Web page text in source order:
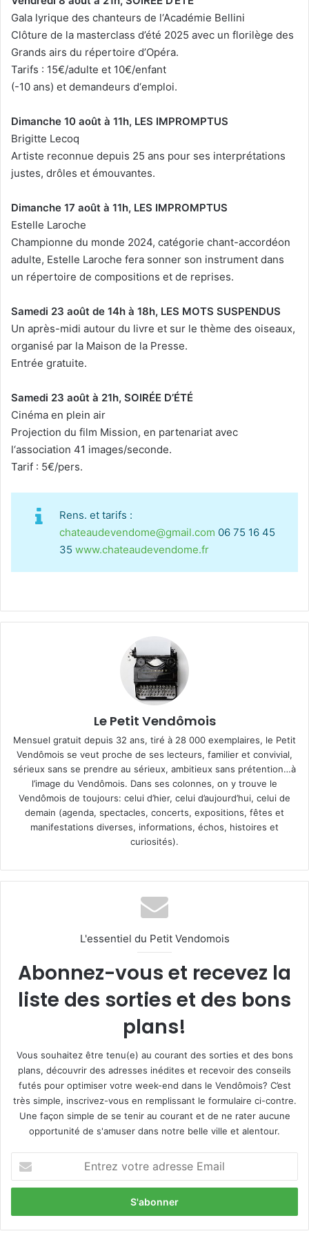
Gala lyrique des chanteurs de l‘Académie Bellini
Clôture de la masterclass d’été 2025 avec un florilège des
Grands airs du répertoire d’Opéra.
Tarifs : 15€/adulte et 10€/enfant
(-10 ans) et demandeurs d‘emploi.
Dimanche 10 août à 11h, LES IMPROMPTUS
Brigitte Lecoq
Artiste reconnue depuis 25 ans pour ses interprétations
justes, drôles et émouvantes.
Dimanche 17 août à 11h, LES IMPROMPTUS
Estelle Laroche
Championne du monde 2024, catégorie chant-accordéon
adulte, Estelle Laroche fera sonner son instrument dans
un répertoire de compositions et de reprises.
Samedi 23 août de 14h à 18h, LES MOTS SUSPENDUS
Un après-midi autour du livre et sur le thème des oiseaux,
organisé par la Maison de la Presse.
Entrée gratuite.
Samedi 23 août à 21h, SOIRÉE D’ÉTÉ
Cinéma en plein air
Projection du film Mission, en partenariat avec
l‘association 41 images/seconde.
Tarif : 5€/pers.
Rens. et tarifs :
chateaudevendome@gmail.com 06 75 16 45
35 www.chateaudevendome.fr
Le Petit Vendômois
Mensuel gratuit depuis 32 ans, tiré à 28 000 exemplaires, le Petit
Vendômois se veut proche de ses lecteurs, familier et convivial,
sérieux sans se prendre au sérieux, ambitieux sans prétention…à
l’image du Vendômois. Dans ses colonnes, on y trouve le
Vendômois de toujours: celui d’hier, celui d’aujourd’hui, celui de
demain (agenda, spectacles, concerts, expositions, fêtes et
manifestations diverses, informations, échos, histoires et
curiosités).
L'essentiel du Petit Vendomois
Abonnez-vous et recevez la
liste des sorties et des bons
plans!
Vous souhaitez être tenu(e) au courant des sorties et des bons
plans, découvrir des adresses inédites et recevoir des conseils
futés pour optimiser votre week-end dans le Vendômois? C’est
très simple, inscrivez-vous en remplissant le formulaire ci-contre.
Une façon simple de se tenir au courant et de ne rater aucune
opportunité de s'amuser dans notre belle ville et alentour.
t
e
z